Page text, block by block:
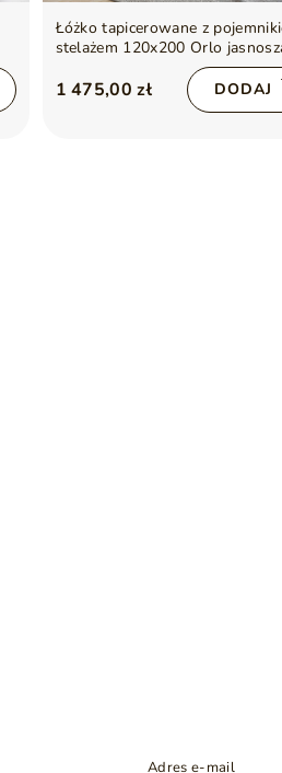
Łóżko tapicerowane z
stelażem 120x200 Orlo
1 475,00 zł DODAJ
Adres e-mail